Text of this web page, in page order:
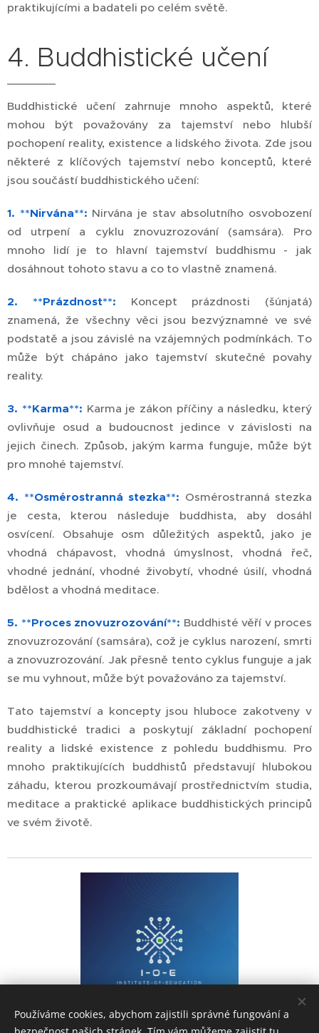
praktikujícími a badateli po celém světě.
4. Buddhistické učení
Buddhistické učení zahrnuje mnoho aspektů, které
mohou být považovány za tajemství nebo hlubší
pochopení reality, existence a lidského života. Zde jsou
některé z klíčových tajemství nebo konceptů, které
jsou součástí buddhistického učení:
1. **Nirvána**: Nirvána je stav absolutního osvobození
od utrpení a cyklu znovuzrozování (samsára). Pro
mnoho lidí je to hlavní tajemství buddhismu - jak
dosáhnout tohoto stavu a co to vlastně znamená.
2. **Prázdnost**: Koncept prázdnosti (šúnjatá)
znamená, že všechny věci jsou bezvýznamné ve své
podstatě a jsou závislé na vzájemných podmínkách. To
může být chápáno jako tajemství skutečné povahy
reality.
3. **Karma**: Karma je zákon příčiny a následku, který
ovlivňuje osud a budoucnost jedince v závislosti na
jejich činech. Způsob, jakým karma funguje, může být
pro mnohé tajemství.
4. **Osmérostranná stezka**: Osmérostranná stezka
je cesta, kterou následuje buddhista, aby dosáhl
osvícení. Obsahuje osm důležitých aspektů, jako je
vhodná chápavost, vhodná úmyslnost, vhodná řeč,
vhodné jednání, vhodné živobytí, vhodné úsilí, vhodná
bdělost a vhodná meditace.
5. **Proces znovuzrozování**: Buddhisté věří v proces
znovuzrozování (samsára), což je cyklus narození, smrti
a znovuzrozování. Jak přesně tento cyklus funguje a jak
se mu vyhnout, může být považováno za tajemství.
Tato tajemství a koncepty jsou hluboce zakotveny v
buddhistické tradici a poskytují základní pochopení
reality a lidské existence z pohledu buddhismu. Pro
mnoho praktikujících buddhistů představují hlubokou
záhadu, kterou prozkoumávají prostřednictvím studia,
meditace a praktické aplikace buddhistických principů
ve svém životě.
Používáme cookies, abychom zajistili správné fungování a